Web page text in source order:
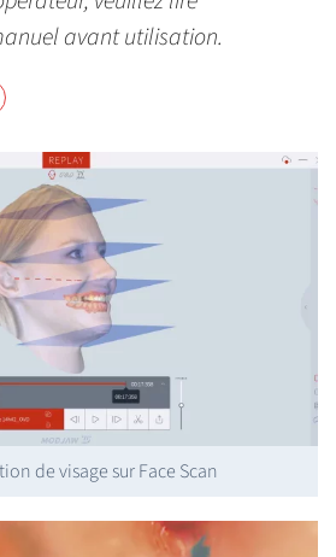
avant utilisation.
de visage sur Face Scan